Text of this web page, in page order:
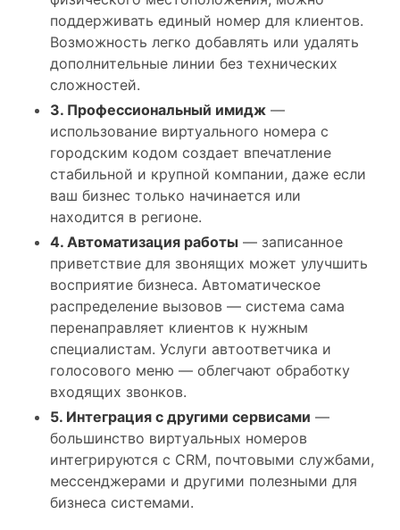
поддерживать единый номер для клиентов.
Возможность легко добавлять или удалять
дополнительные линии без технических
сложностей.
3. Профессиональный имидж —
использование виртуального номера с
городским кодом создает впечатление
стабильной и крупной компании, даже если
ваш бизнес только начинается или
находится в регионе.
4. Автоматизация работы — записанное
приветствие для звонящих может улучшить
восприятие бизнеса. Автоматическое
распределение вызовов — система сама
перенаправляет клиентов к нужным
специалистам. Услуги автоответчика и
голосового меню — облегчают обработку
входящих звонков.
5. Интеграция с другими сервисами —
большинство виртуальных номеров
интегрируются с CRM, почтовыми службами,
мессенджерами и другими полезными для
бизнеса системами.